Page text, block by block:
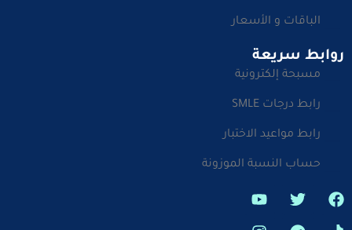
الباقات و الأسعار
روابط سريعة
مسبحة إلكترونية
رابط درجات SMLE
رابط مواعيد الاختبار
حساب النسبة الموزونة